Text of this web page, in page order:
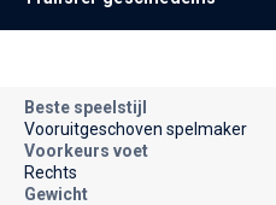
Beste speelstijl
Vooruitgeschoven spelmaker
Voorkeurs voet
Rechts
Gewicht